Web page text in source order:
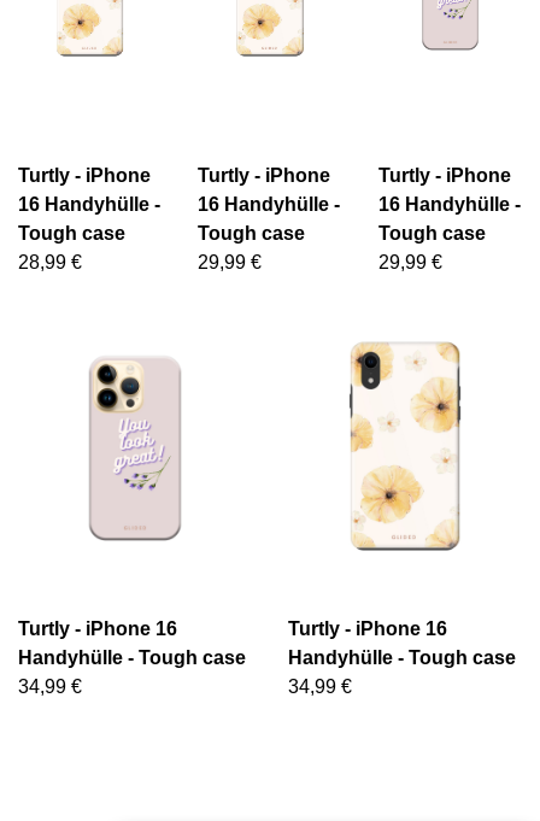
Turtly - iPhone
16 Handyhülle -
Tough case
28,99 €
Turtly - iPhone
16 Handyhülle -
Tough case
29,99 €
Turtly - iPhone
16 Handyhülle -
Tough case
29,99 €
Turtly - iPhone 16
Handyhülle - Tough case
34,99 €
Turtly - iPhone 16
Handyhülle - Tough case
34,99 €